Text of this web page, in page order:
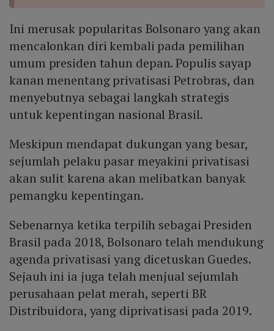
Ini merusak popularitas Bolsonaro yang akan
mencalonkan diri kembali pada pemilihan
umum presiden tahun depan. Populis sayap
kanan menentang privatisasi Petrobras, dan
menyebutnya sebagai langkah strategis
untuk kepentingan nasional Brasil.
Meskipun mendapat dukungan yang besar,
sejumlah pelaku pasar meyakini privatisasi
akan sulit karena akan melibatkan banyak
pemangku kepentingan.
Sebenarnya ketika terpilih sebagai Presiden
Brasil pada 2018, Bolsonaro telah mendukung
agenda privatisasi yang dicetuskan Guedes.
Sejauh ini ia juga telah menjual sejumlah
perusahaan pelat merah, seperti BR
Distribuidora, yang diprivatisasi pada 2019.